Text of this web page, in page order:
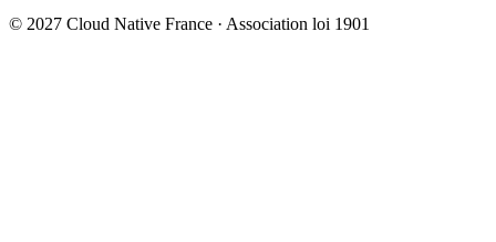
© 2027 Cloud Native France · Association loi 1901